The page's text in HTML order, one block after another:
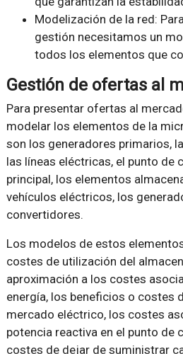
Modelización de la red:
gestión necesitamos un
todos los elementos que
Gestión de ofertas al
Para presentar ofertas al
modelar los elementos de la
son los generadores primarios,
las líneas eléctricas, el punto de
principal, los elementos
vehículos eléctricos, los
convertidores.
Los modelos de estos
costes de utilización del
aproximación a los costes
energía, los beneficios o costes
mercado eléctrico, los costes
potencia reactiva en el punto de
costes de dejar de suministrar